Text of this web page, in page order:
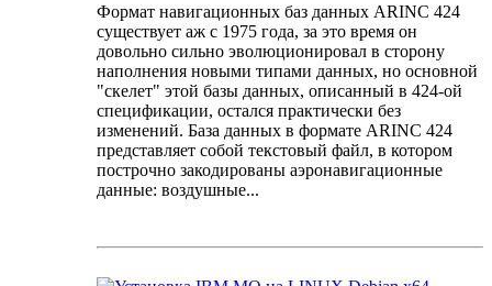
Формат навигационных баз данных ARINC 424
существует аж с 1975 года, за это время он
довольно сильно эволюционировал в сторону
наполнения новыми типами данных, но основной
"скелет" этой базы данных, описанный в 424-ой
спецификации, остался практически без
изменений. База данных в формате ARINC 424
представляет собой текстовый файл, в котором
построчно закодированы аэронавигационные
данные: воздушные...